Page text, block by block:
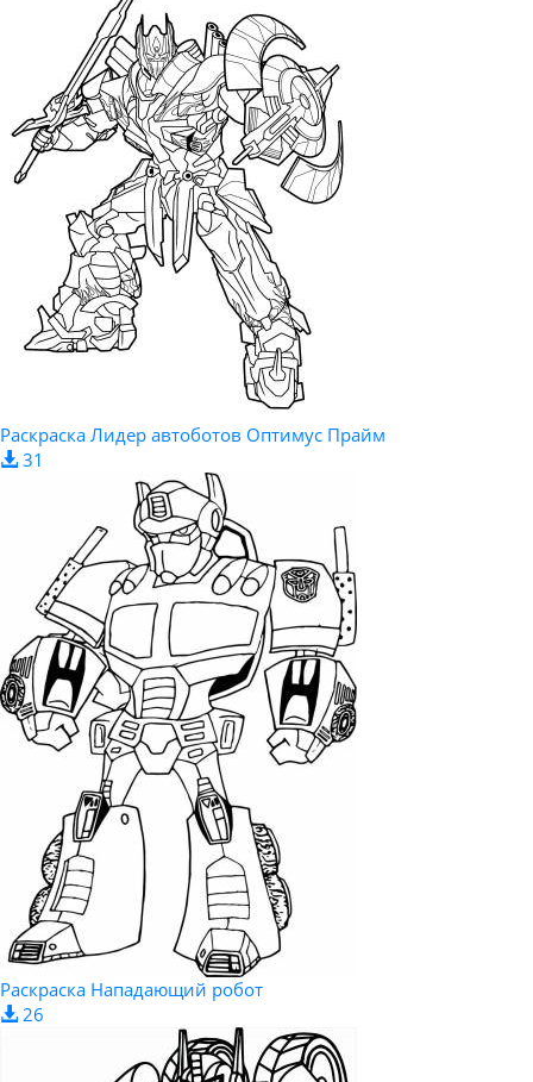
Раскраска Лидер автоботов Оптимус Прайм
31
Раскраска Нападающий робот
26